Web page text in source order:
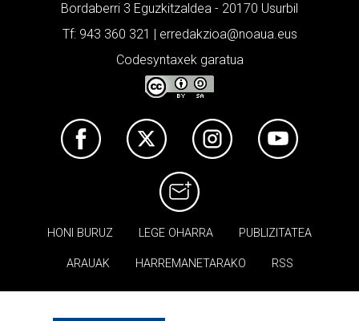
Bordaberri 3 Eguzkitzaldea - 20170 Usurbil
Tf: 943 360 321 | erredakzioa@noaua.eus
Codesyntaxek garatua
HONI BURUZ LEGE OHARRA PUBLIZITATEA
ARAUAK HARREMANETARAKO RSS